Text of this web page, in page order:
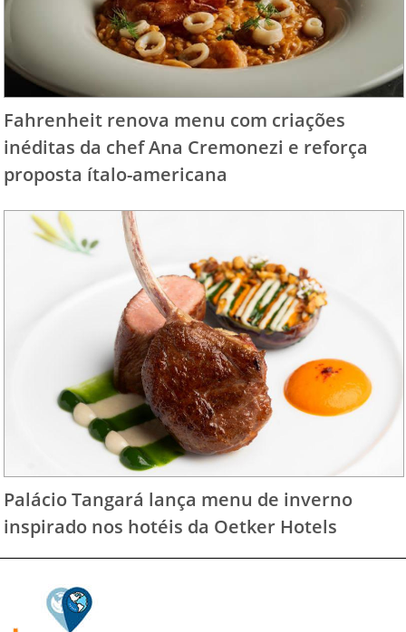
Fahrenheit renova menu com criações
inéditas da chef Ana Cremonezi e reforça
proposta ítalo-americana
Palácio Tangará lança menu de inverno
inspirado nos hotéis da Oetker Hotels